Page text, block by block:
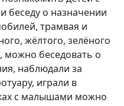
беседу о назначении
трамвая и
жёлтого, зелёного
можно беседовать о
наблюдали за
играли в
с малышами можно